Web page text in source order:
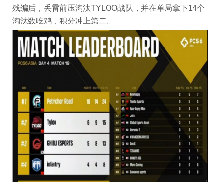
残编后，丢雷前压淘汰TYLOO战队，并在单局拿下14个
淘汰数吃鸡，积分冲上第二。